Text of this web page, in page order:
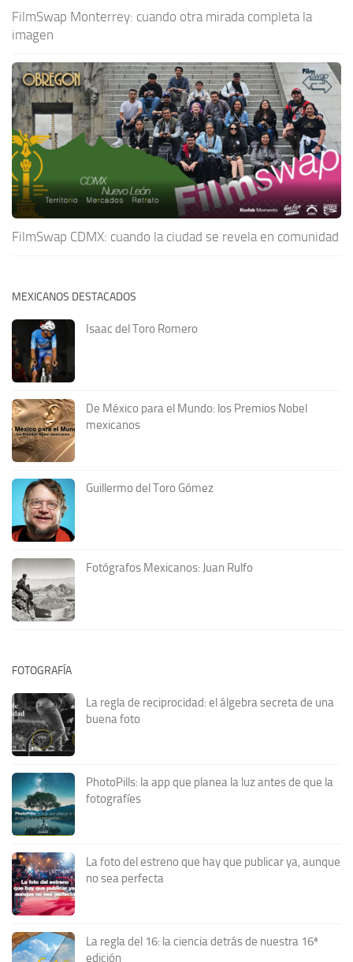
FilmSwap Monterrey: cuando otra mirada completa la
imagen
FilmSwap CDMX: cuando la ciudad se revela en comunidad
MEXICANOS DESTACADOS
Isaac del Toro Romero
De México para el Mundo: los Premios Nobel
mexicanos
Guillermo del Toro Gómez
Fotógrafos Mexicanos: Juan Rulfo
FOTOGRAFÍA
La regla de reciprocidad: el álgebra secreta de una
buena foto
PhotoPills: la app que planea la luz antes de que la
fotografíes
La foto del estreno que hay que publicar ya, aunque
no sea perfecta
La regla del 16: la ciencia detrás de nuestra 16ª
edición